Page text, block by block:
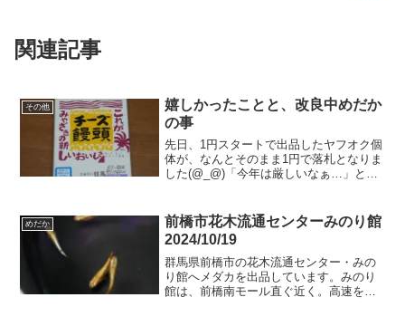
関連記事
その他
嬉しかったことと、改良中めだか
の事
先日、1円スタートで出品したヤフオク個
体が、なんとそのまま1円で落札となりま
した(@_@)「今年は厳しいなぁ…」と思
しまいました！これまで、取引中に連絡
が取れなくなっ...
めだか
前橋市花木流通センターみのり館
2024/10/19
群馬県前橋市の花木流通センター・みの
り館へメダカを出品しています。みのり
館は、前橋南モール直ぐ近く。高速を挟